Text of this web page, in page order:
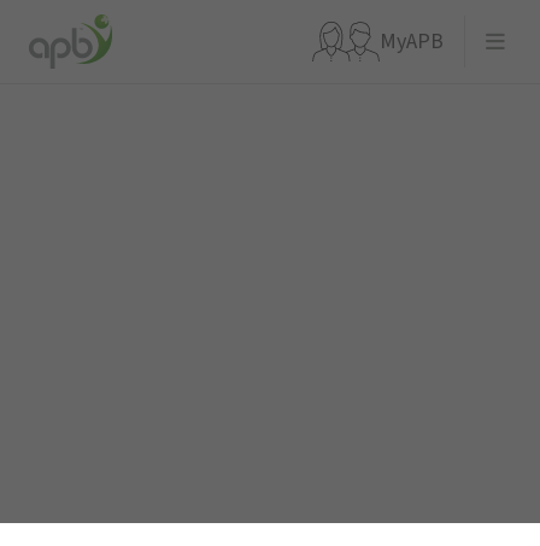
MyAPB
APBnews